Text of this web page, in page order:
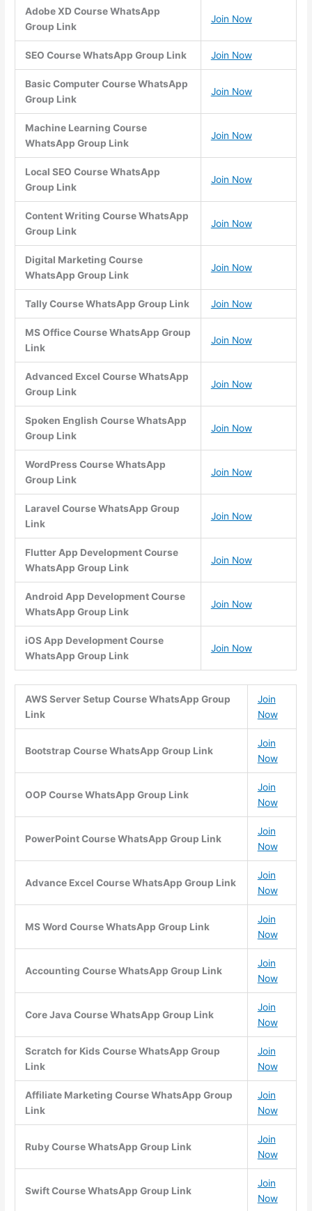
Adobe XD Course WhatsApp
Group Link
Join Now
SEO Course WhatsApp Group Link Join Now
Basic Computer Course WhatsApp
Group Link
Join Now
Machine Learning Course
WhatsApp Group Link
Join Now
Local SEO Course WhatsApp
Group Link
Join Now
Content Writing Course WhatsApp
Group Link
Join Now
Digital Marketing Course
WhatsApp Group Link
Join Now
Tally Course WhatsApp Group Link Join Now
MS Office Course WhatsApp Group
Link
Join Now
Advanced Excel Course WhatsApp
Group Link
Join Now
Spoken English Course WhatsApp
Group Link
Join Now
WordPress Course WhatsApp
Group Link
Join Now
Laravel Course WhatsApp Group
Link
Join Now
Flutter App Development Course
WhatsApp Group Link
Join Now
Android App Development Course
WhatsApp Group Link
Join Now
iOS App Development Course
WhatsApp Group Link
Join Now
AWS Server Setup Course WhatsApp Group
Link
Join
Now
Bootstrap Course WhatsApp Group Link
Join
Now
OOP Course WhatsApp Group Link
Join
Now
PowerPoint Course WhatsApp Group Link
Join
Now
Advance Excel Course WhatsApp Group Link
Join
Now
MS Word Course WhatsApp Group Link
Join
Now
Accounting Course WhatsApp Group Link
Join
Now
Core Java Course WhatsApp Group Link
Join
Now
Scratch for Kids Course WhatsApp Group
Link
Join
Now
Affiliate Marketing Course WhatsApp Group
Link
Join
Now
Ruby Course WhatsApp Group Link
Join
Now
Swift Course WhatsApp Group Link
Join
Now